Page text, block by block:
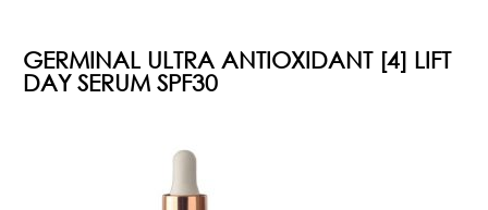
GERMINAL ULTRA ANTIOXIDANT [4] LIFT
DAY SERUM SPF30